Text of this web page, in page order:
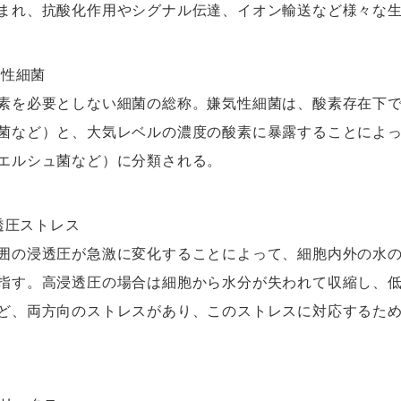
れ、抗酸化作用やシグナル伝達、イオン輸送など様々な
細菌
を必要としない細菌の総称。嫌気性細菌は、酸素存在下
など）と、大気レベルの濃度の酸素に暴露することによ
ルシュ菌など）に分類される。
ストレス
の浸透圧が急激に変化することによって、細胞内外の水
す。高浸透圧の場合は細胞から水分が失われて収縮し、
、両方向のストレスがあり、このストレスに対応するた